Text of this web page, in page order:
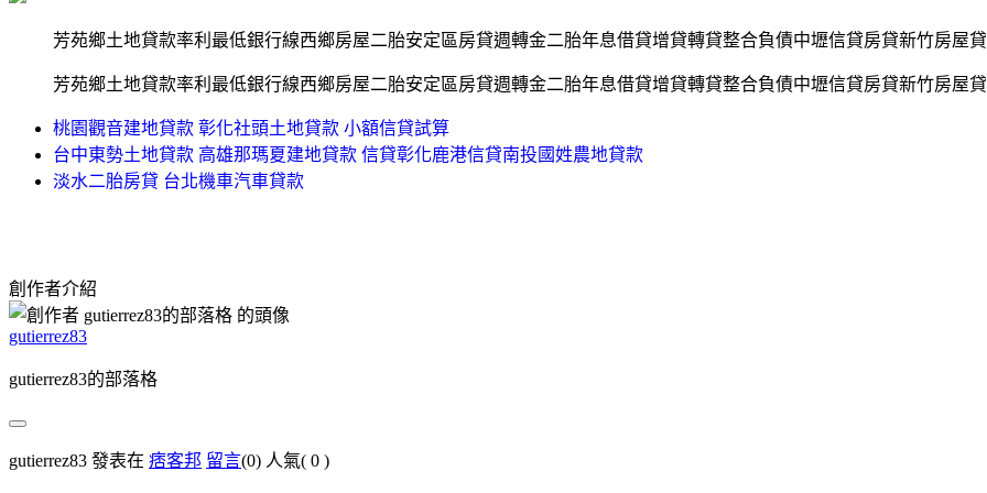
芳苑鄉土地貸款率利最低銀行線西鄉房屋二胎安定區房貸週轉金二胎年息借貸增貸轉貸整合負債中壢信貸房貸新竹房屋
芳苑鄉土地貸款率利最低銀行線西鄉房屋二胎安定區房貸週轉金二胎年息借貸增貸轉貸整合負債中壢信貸房貸新竹房屋
桃園觀音建地貸款 彰化社頭土地貸款 小額信貸試算
台中東勢土地貸款 高雄那瑪夏建地貸款 信貸彰化鹿港信貸南投國姓農地貸款
淡水二胎房貸 台北機車汽車貸款
創作者介紹
gutierrez83
gutierrez83的部落格
gutierrez83 發表在 痞客邦 留言(0) 人氣( 0 )